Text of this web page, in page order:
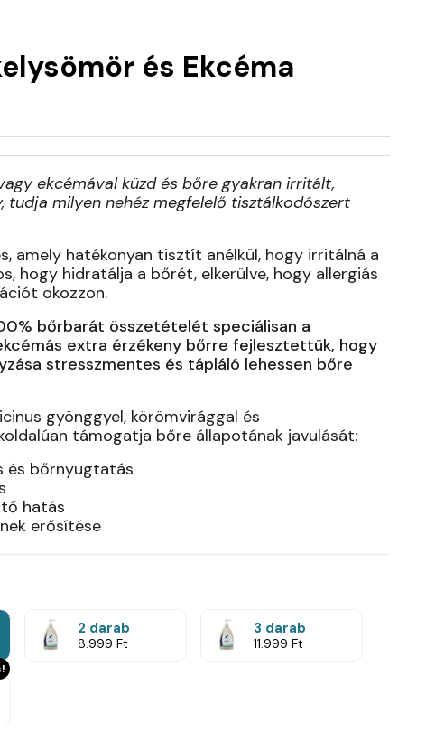
és Ekcéma
ekcémával küzd és bőre gyakran irritált,
tudja milyen nehéz megfelelő tisztálkodószert
amely hatékonyan tisztít anélkül, hogy irritálná a
hogy hidratálja a bőrét, elkerülve, hogy allergiás
okozzon.
bőrbarát összetételét speciálisan a
extra érzékeny bőrre fejlesztettük, hogy
stresszmentes és tápláló lehessen bőre
gyönggyel, körömvirággal és
támogatja bőre állapotának javulását:
és bőrnyugtatás
hatás
erősítése
2 darab
8.999 Ft
3 darab
11.999 Ft